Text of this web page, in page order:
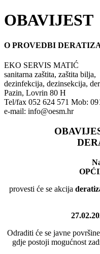
OBAVIJEST
O PROVEDBI
EKO SERVIS MATIĆ
sanitarna zaštita, zaštita bilja,
dezinfekcija, dezinsekcija,
Pazin, Lovrin 80 H
Tel/fax 052 624 571 Mob:
e-mail: info@oesm.hr
provesti će se akcija
Odraditi će se javne
gdje postoji mogućnost